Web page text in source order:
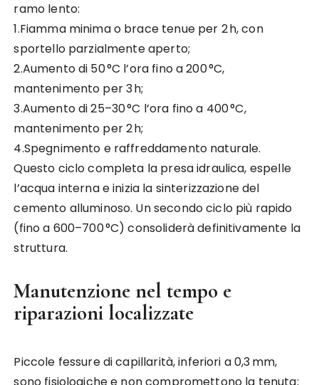
ramo lento:
1.Fiamma minima o brace tenue per 2 h, con
sportello parzialmente aperto;
2.Aumento di 50 °C l’ora fino a 200 °C,
mantenimento per 3 h;
3.Aumento di 25–30 °C l’ora fino a 400 °C,
mantenimento per 2 h;
4.Spegnimento e raffreddamento naturale.
Questo ciclo completa la presa idraulica, espelle
l’acqua interna e inizia la sinterizzazione del
cemento alluminoso. Un secondo ciclo più rapido
(fino a 600–700 °C) consoliderà definitivamente la
struttura.
Manutenzione nel tempo e
riparazioni localizzate
Piccole fessure di capillarità, inferiori a 0,3 mm,